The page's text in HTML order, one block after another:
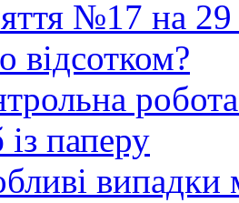
№17 на 29
відсотком?
паперу
випадки